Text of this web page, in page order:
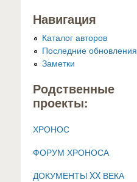
Навигация
Каталог авторов
Последние обновления
Заметки
Родственные
проекты:
ХРОНОС
ФОРУМ ХРОНОСА
ДОКУМЕНТЫ XX ВЕКА